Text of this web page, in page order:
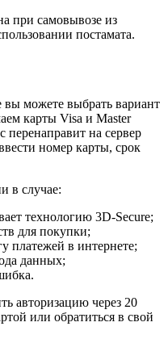
при самовывозе из
постамата.
вы можете выбрать вариант
карты Visa и Master
перенаправит на сервер
номер карты, срок
в случае:
технологию 3D-Secure;
для покупки;
платежей в интернете;
данных;
авторизацию через 20
или обратиться в свой